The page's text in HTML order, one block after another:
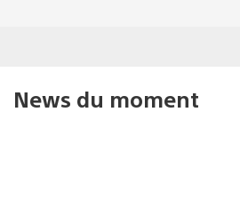
News du moment